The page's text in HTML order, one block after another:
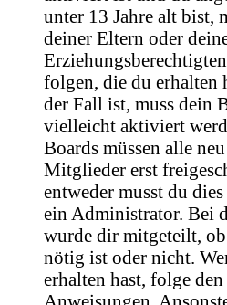
unter 13 Jahre alt bist,
deiner Eltern oder
folgen, die du erhalten
der Fall ist, muss dein
vielleicht aktiviert
Boards müssen alle
Mitglieder erst
entweder musst du
ein Administrator. Bei
wurde dir mitgeteilt,
nötig ist oder nicht.
erhalten hast, folge
Anweisungen.